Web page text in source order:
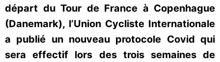
départ du Tour de France à Copenhague
(Danemark), l’Union Cycliste Internationale
a publié un nouveau protocole Covid qui
sera effectif lors des trois semaines de